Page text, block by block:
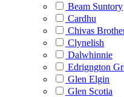
Beam Suntory
Cardhu
Chivas
Clynelish
Dalwhinnie
Edrigngton
Glen Elgin
Glen Scotia